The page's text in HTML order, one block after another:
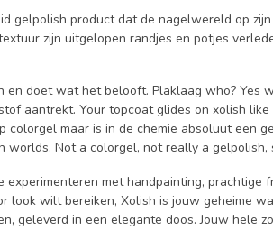
gelpolish product dat de nagelwereld op
zijn uitgelopen randjes en potjes
en doet wat het belooft. Plaklaag who? Yes
aantrekt. Your topcoat glides on xolish
colorgel maar is in de chemie absoluut een
worlds. Not a colorgel, not really a gelpolish,
experimenteren met handpainting,
look wilt bereiken, Xolish is jouw geheime
geleverd in een elegante doos. Jouw hele